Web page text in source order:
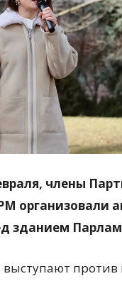
члены
организовали
зданием
против